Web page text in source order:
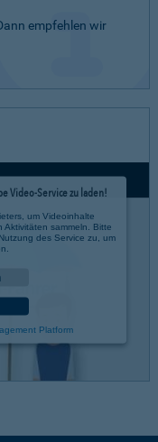
empfehlen wir
Video-Service zu laden!
um Videoinhalte
sammeln. Bitte
des Service zu, um
Platform